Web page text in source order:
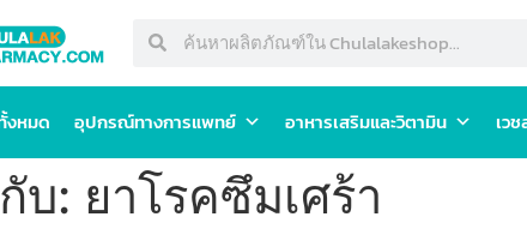
งหมด อุปกรณ์ทางการแพทย์ อาหารเสริมและวิตามิน เว
บ: ยาโรคซึมเศร้า